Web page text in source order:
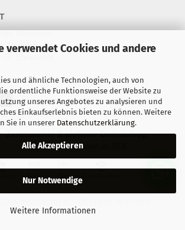
verwendet Cookies und andere
und ähnliche Technologien, auch von
ordentliche Funktionsweise der Website zu
unseres Angebotes zu analysieren und
Einkaufserlebnis bieten zu können. Weitere
Sie in unserer Datenschutzerklärung.
Alle Akzeptieren
Nur Notwendige
Weitere Informationen
Webshop
Reparatur
Ersatzteile
Zertifizierter & sicherer Onlineshop
Kostenloser Versand ab 30 €